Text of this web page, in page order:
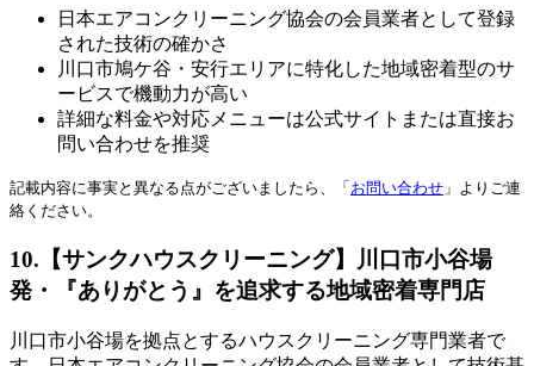
日本エアコンクリーニング協会の会員業者として登録
された技術の確かさ
川口市鳩ケ谷・安行エリアに特化した地域密着型のサ
ービスで機動力が高い
詳細な料金や対応メニューは公式サイトまたは直接お
問い合わせを推奨
記載内容に事実と異なる点がございましたら、「 お問い合わせ 」よりご連
絡ください。
10.【サンクハウスクリーニング】川口市小谷場
発・『ありがとう』を追求する地域密着専門店
川口市小谷場を拠点とするハウスクリーニング専門業者で